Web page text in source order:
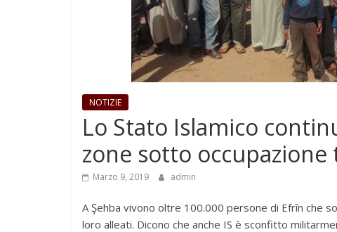
NOTIZIE
Lo Stato Islamico
zone sotto occupazione
Marzo 9, 2019 admin
A Şehba vivono oltre 100.000 persone di Efrîn che
loro alleati. Dicono che anche IS è sconfitto